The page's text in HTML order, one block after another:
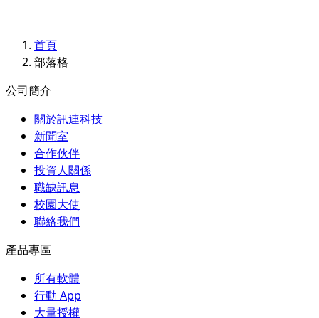
首頁
部落格
公司簡介
關於訊連科技
新聞室
合作伙伴
投資人關係
職缺訊息
校園大使
聯絡我們
產品專區
所有軟體
行動 App
大量授權